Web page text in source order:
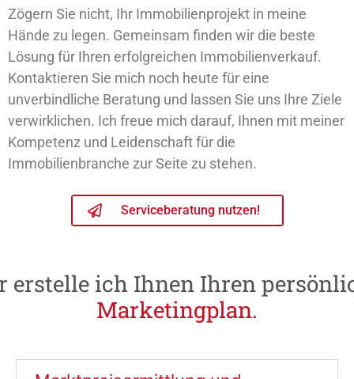
Zögern Sie nicht, Ihr Immobilienprojekt in meine
Hände zu legen. Gemeinsam finden wir die beste
Lösung für Ihren erfolgreichen Immobilienverkauf.
Kontaktieren Sie mich noch heute für eine
unverbindliche Beratung und lassen Sie uns Ihre Ziele
verwirklichen. Ich freue mich darauf, Ihnen mit meiner
Kompetenz und Leidenschaft für die
Immobilienbranche zur Seite zu stehen.
Serviceberatung nutzen!
erstelle ich Ihnen Ihren
Marketingplan.